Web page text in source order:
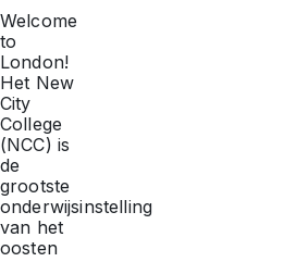
Welcome
to
London!
Het New
City
College
(NCC) is
de
grootste
onderwijsinstelling
van het
oosten